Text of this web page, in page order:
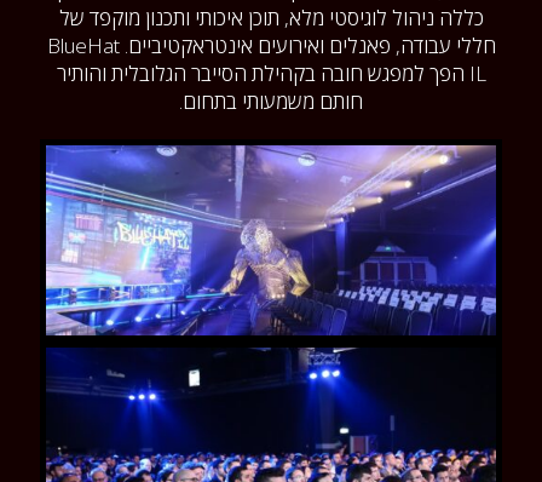
כללה ניהול לוגיסטי מלא, תוכן איכותי ותכנון מוקפד של
חללי עבודה, פאנלים ואירועים אינטראקטיביים. BlueHat
IL הפך למפגש חובה בקהילת הסייבר הגלובלית והותיר
חותם משמעותי בתחום.